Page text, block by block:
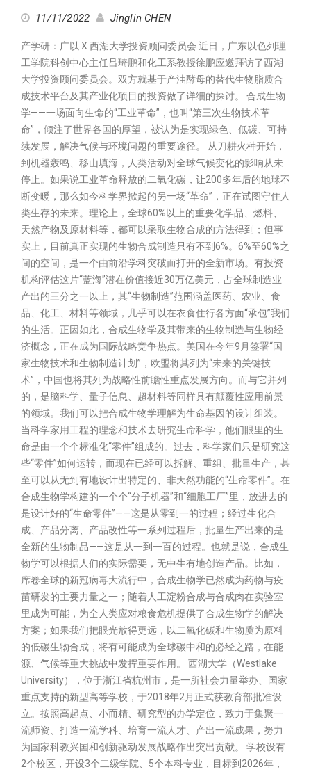
11/11/2022 Jinglin CHEN
产学研：广以 X 西湖大学投资顾问委员会 近日，广东以色列理
工学院科创中心主任吕琦鹏和化工系教授徐鹏应邀拜访了西湖
大学投资顾问委员会。双方就基于产油酵母的替代生物脂质合
成技术平台及其产业化项目的投资做了详细的探讨。 合成生物
学——一场面向生命的“工业革命”，也叫“第三次生物技术革
命”，倾注了世界各国的厚望，被认为是实现绿色、低碳、可持
续发展，解决气候与环境问题的重要途径。 从刀耕火种开始，
到机器轰鸣、移山填海，人类活动对全球气候变化的影响从未
停止。如果说工业革命释放的二氧化碳，让200多年后的地球不
断变暖，那么如今科学界掀起的另一场“革命”，正在试图守住人
类生存的未来。理论上，全球60%以上的重要化学品、燃料、
天然产物及原材料等，都可以采取生物合成的方法得到；但事
实上，目前真正实现的生物合成制造只有不到6%。6%至60%之
间的空间，是一个由前沿学科突破而打开的全新市场。有投资
机构评估这片“蓝海”潜在价值接近30万亿美元，占全球制造业
产出的三分之一以上，其“生物制造”范围涵盖医药、农业、食
品、化工、材料等领域，几乎可以在衣食住行各方面“承包”我们
的生活。正因如此，合成生物学及其带来的生物制造与生物经
济概念，正在成为国际战略竞争热点。美国在今年9月签署“国
家生物技术和生物制造计划”，欧盟将其列为“未来的关键技
术”，中国也将其列为战略性前瞻性重点发展方向。而与它并列
的，是脑科学、量子信息、超材料等同样具有颠覆性应用前景
的领域。我们可以把合成生物学理解为生命基因的设计组装。
当科学家用工程的理念和技术去研究生命科学，他们眼里的生
命是由一个个标准化“零件”组成的。过去，科学家们只是研究这
些“零件”如何运转，而现在已经可以拆解、重组、批量生产，甚
至可以从无到有地设计出特定的、非天然功能的“生命零件”。在
合成生物学构建的一个个“分子机器”和“细胞工厂”里，放进去的
是设计好的“生命零件”——这是从零到一的过程；经过生化合
成、产品分离、产品改性等一系列过程后，批量生产出来的是
全新的生物制品——这是从一到一百的过程。也就是说，合成生
物学可以根据人们的实际需要，无中生有地创造产品。比如，
席卷全球的新冠病毒大流行中，合成生物学已然成为药物与疫
苗研发的主要力量之一；随着人工淀粉合成与合成肉在实验室
里成为可能，为全人类应对粮食危机提供了合成生物学的解决
方案；如果我们把眼光放得更远，以二氧化碳和生物质为原料
的低碳生物合成，将有可能成为全球碳中和的必经之路，在能
源、气候等重大挑战中发挥重要作用。 西湖大学（Westlake
University），位于浙江省杭州市，是一所社会力量举办、国家
重点支持的新型高等学校，于2018年2月正式获教育部批准设
立。按照高起点、小而精、研究型的办学定位，致力于集聚一
流师资、打造一流学科、培育一流人才、产出一流成果，努力
为国家科教兴国和创新驱动发展战略作出突出贡献。 学校设有
2个校区，开设3个二级学院、5个本科专业，目标到2026年，